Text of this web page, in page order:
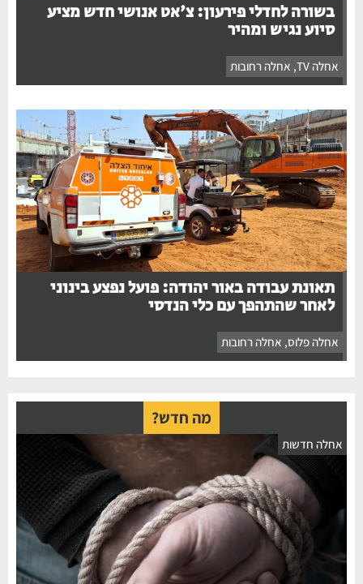
בשורה לחדלי פירעון: צ'אט אנושי חדש מציע
סיוע נגיש ומהיר
אחלה TV , אחלה רחובות
תאונת עבודה באור יהודה: פועל נפצע בינוני
לאחר שהתהפך עם כלי הנדסי
אחלה פלוס, אחלה רחובות
מה חדש?
אחלה חדשות